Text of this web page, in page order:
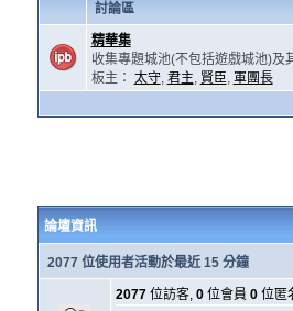
討論區
精華集
收集專題城池(不包括遊戲城池)及
板主： 太守, 君主, 賢臣, 軍團長
論壇資訊
2077 位使用者活動於最近 15 分鐘
2077位訪客, 0位會員 0位匿